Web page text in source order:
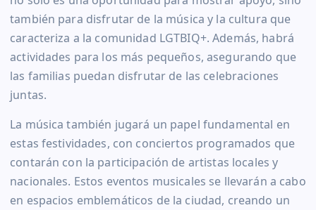
también para disfrutar de la música y la cultura que
caracteriza a la comunidad LGTBIQ+. Además, habrá
actividades para los más pequeños, asegurando que
las familias puedan disfrutar de las celebraciones
juntas.
La música también jugará un papel fundamental en
estas festividades, con conciertos programados que
contarán con la participación de artistas locales y
nacionales. Estos eventos musicales se llevarán a cabo
en espacios emblemáticos de la ciudad, creando un